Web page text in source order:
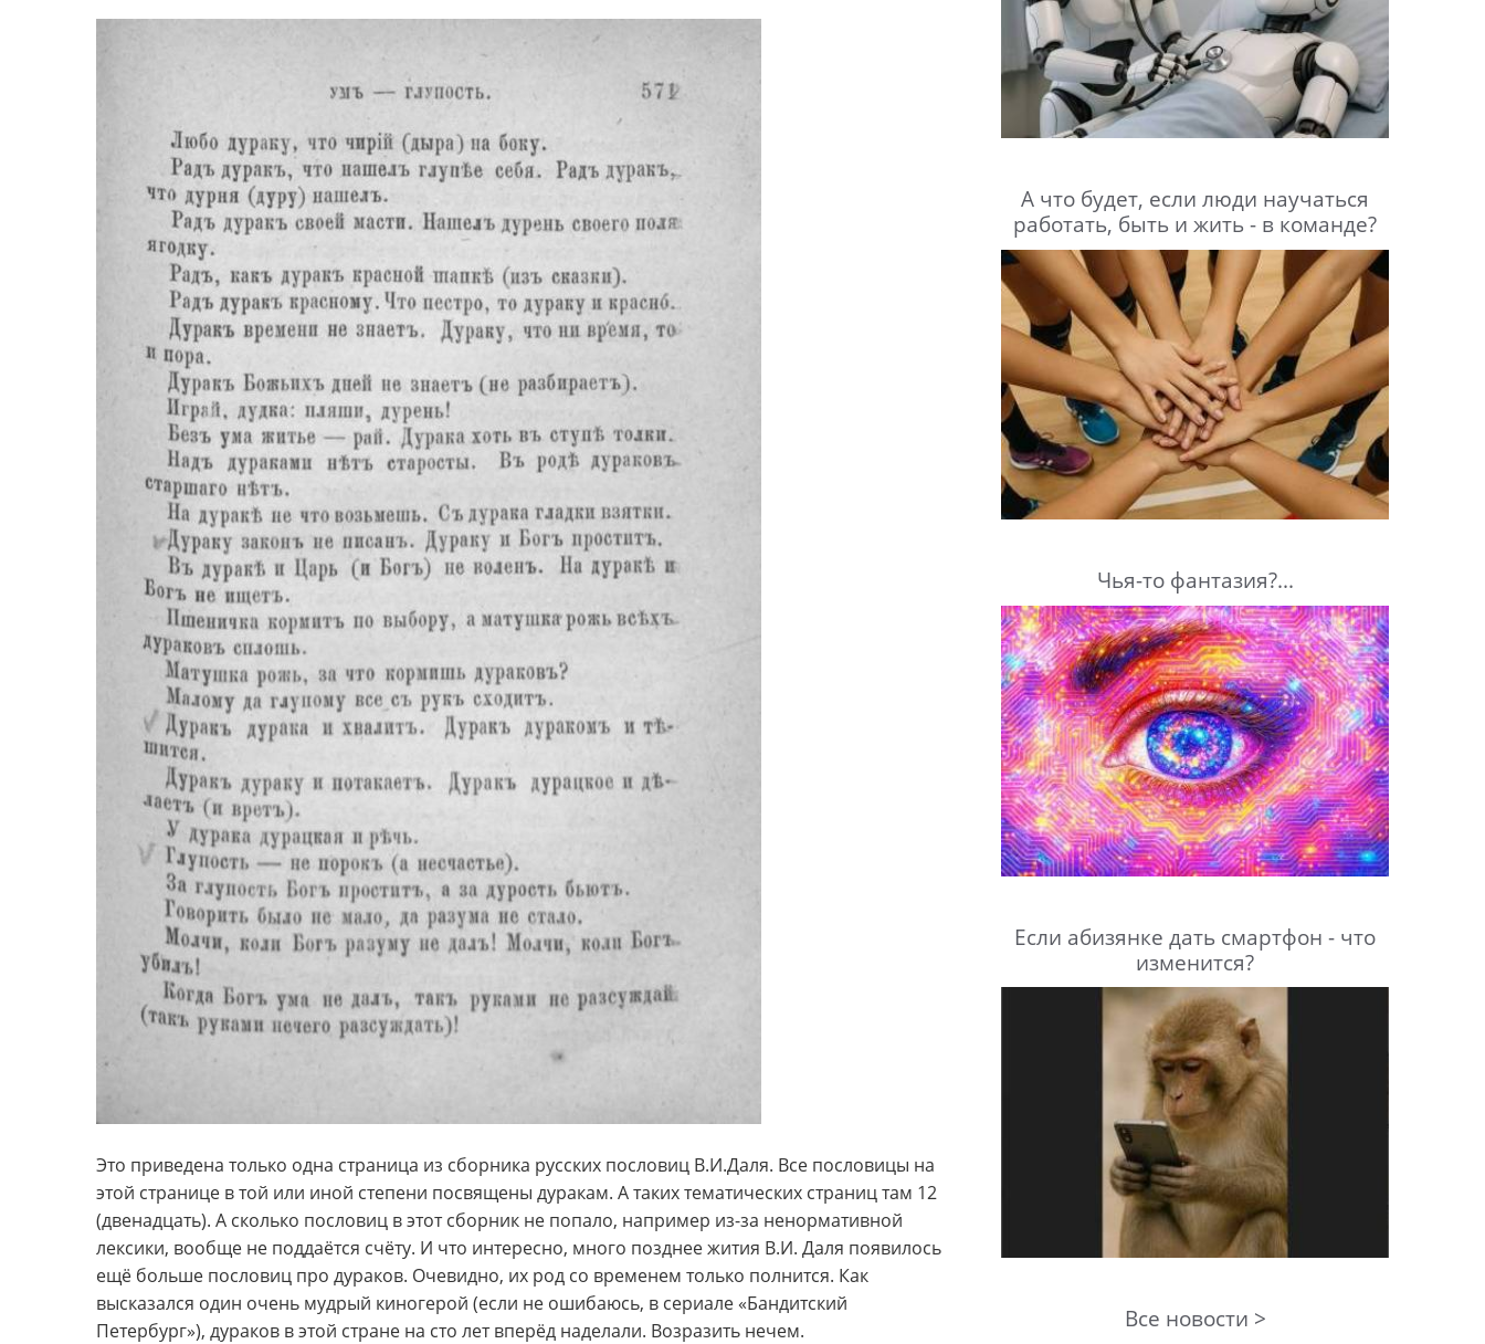
Это приведена только одна страница из сборника русских пословиц В.И.Даля. Все пословицы на
этой странице в той или иной степени посвящены дуракам. А таких тематических страниц там 12
(двенадцать). А сколько пословиц в этот сборник не попало, например из-за ненормативной
лексики, вообще не поддаётся счёту. И что интересно, много позднее жития В.И. Даля появилось
ещё больше пословиц про дураков. Очевидно, их род со временем только полнится. Как
высказался один очень мудрый киногерой (если не ошибаюсь, в сериале «Бандитский
Петербург»), дураков в этой стране на сто лет вперёд наделали. Возразить нечем.
А что будет, если люди научаться
работать, быть и жить - в команде?
Чья-то фантазия?...
Если абизянке дать смартфон - что
изменится?
Все новости >